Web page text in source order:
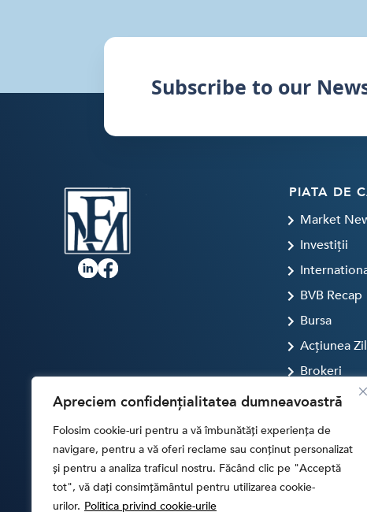
Apreciem confidențialitatea dumneavoastră
Folosim cookie-uri pentru a vă îmbunătăți experiența de
navigare, pentru a vă oferi reclame sau conținut personalizat
și pentru a analiza traficul nostru. Făcând clic pe "Acceptă
tot", vă dați consimțământul pentru utilizarea cookie-
urilor. Politica privind cookie-urile
Subscribe to our
PIATA DE
Market
Investiții
BVB Recap
Bursa
Acțiunea
Brokeri
FINTECH
Artificial
Digital
Crypto
Digital